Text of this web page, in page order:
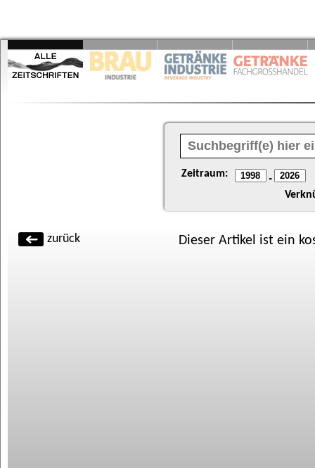
Zeitraum: -
zurück Dieser Artikel ist ein